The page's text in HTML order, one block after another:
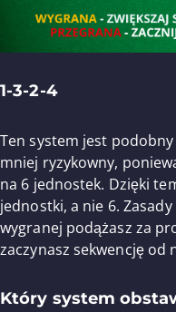
1-3-2-4
Ten system jest
mniej ryzykowny,
na 6 jednostek. Dzięki
jednostki, a nie 6.
wygranej podążasz za
zaczynasz sekwencję od
Który system